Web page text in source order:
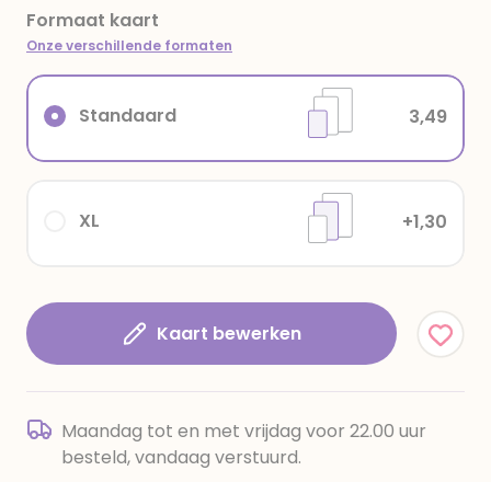
Formaat kaart
Onze verschillende formaten
XL +1,30
Standaard 3,49
Kaart bewerken
Maandag tot en met vrijdag voor 22.00 uur
besteld, vandaag verstuurd.